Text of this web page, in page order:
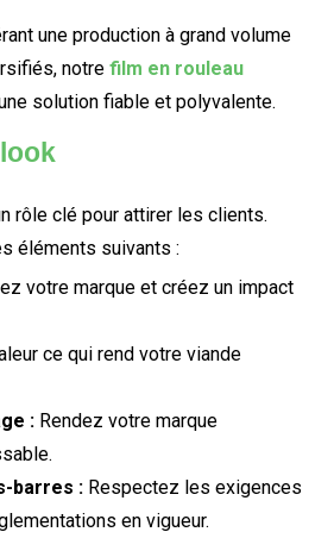
une production à grand volume
notre film en rouleau
solution fiable et polyvalente.
rôle clé pour attirer les clients.
éléments suivants :
votre marque et créez un impact
ce qui rend votre viande
:Rendez votre marque
barres :Respectez les exigences
en vigueur.